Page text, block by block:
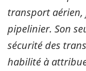
transport
pipelinier. Son
sécurité des
habilité à